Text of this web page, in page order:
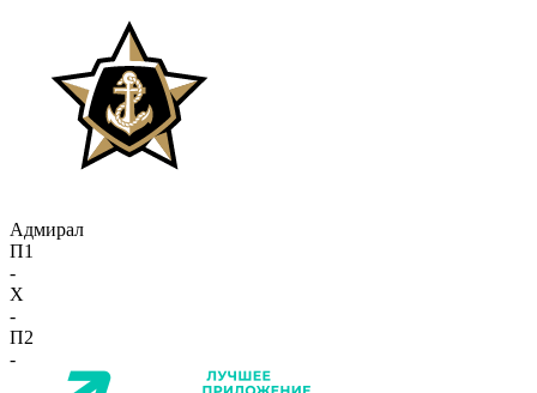
Адмирал
П1
-
X
-
П2
-